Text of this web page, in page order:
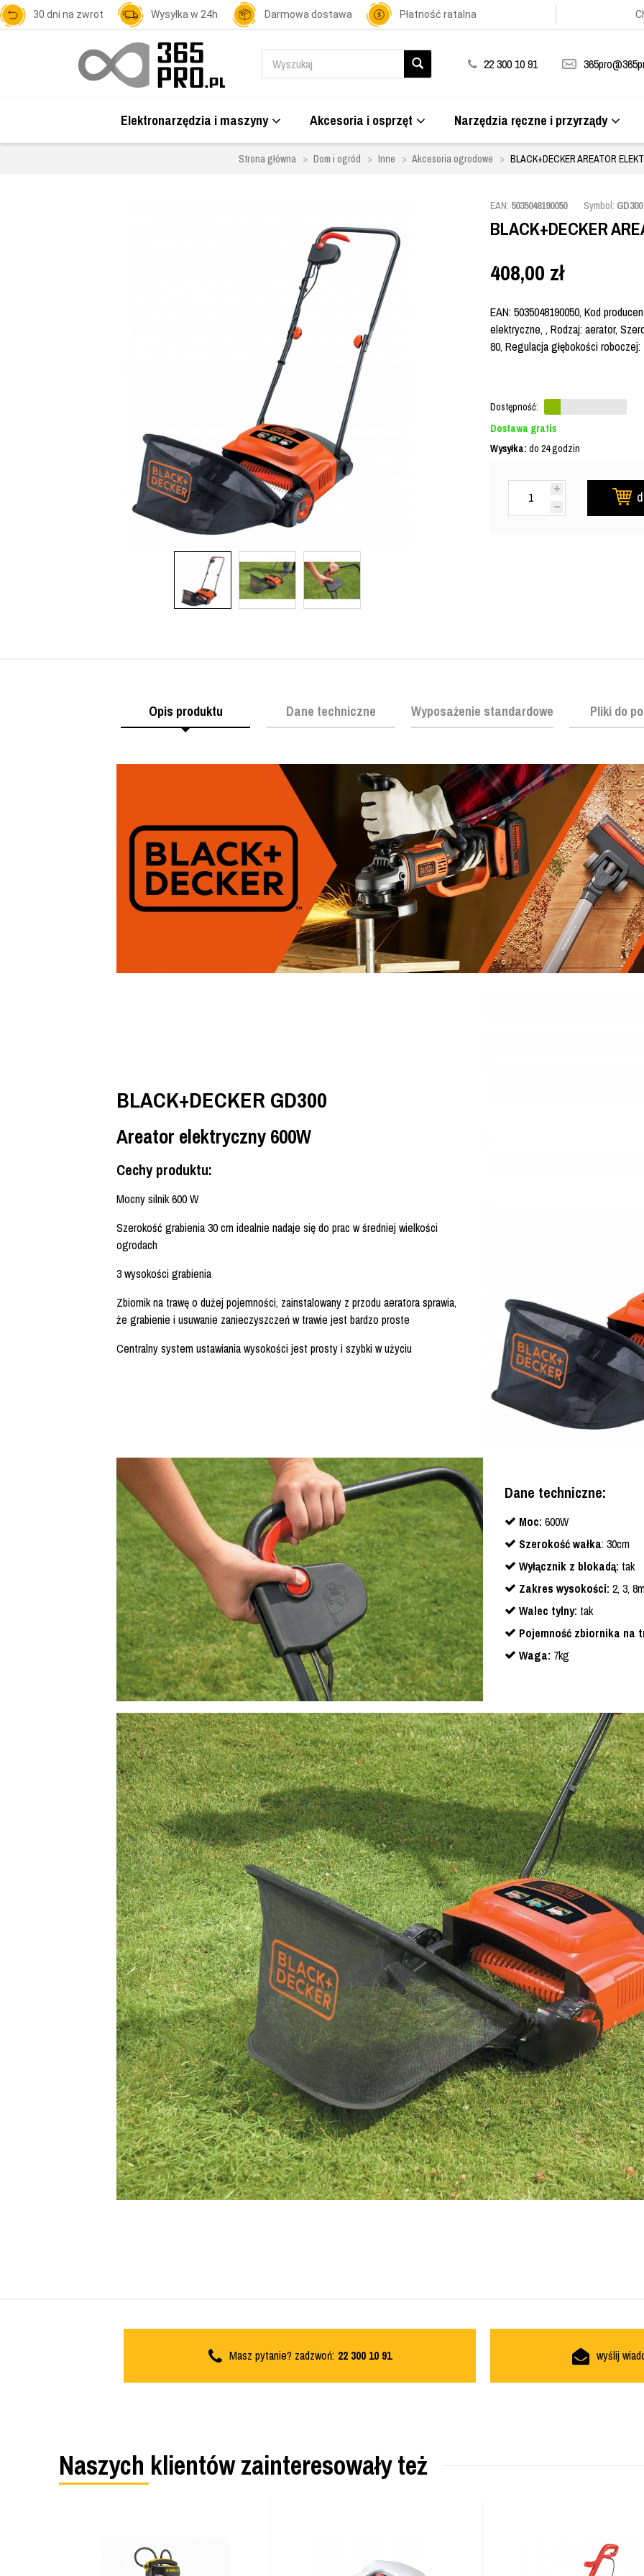
30 dni na zwrot Wysyłka w 24h Darmowa dostawa Płatność ratalna
22 300 10 91
Elektronarzędzia i maszyny Akcesoria i osprzęt Narzędzia ręczne i przyrządy
Strona główna Dom i ogród Inne Akcesoria ogrodowe BLACK+DECKER AREATOR
EAN: 5035048190050 Symbol: GD300
BLACK+DECKER
408,00 zł
EAN: 5035048190050, Kod
elektryczne, , Rodzaj: aerator,
80, Regulacja głębokości
Dostępność:
Dostawa gratis
Wysyłka: do 24 godzin
Opis produktu Dane techniczne Wyposażenie standardowe Pliki do
BLACK+DECKER GD300
Areator elektryczny 600W
Cechy produktu:
Mocny silnik 600 W
Szerokość grabienia 30 cm idealnie nadaje się do prac w średniej wielkości
ogrodach
3 wysokości grabienia
Zbiornik na trawę o dużej pojemności, zainstalowany z przodu aeratora sprawia,
że grabienie i usuwanie zanieczyszczeń w trawie jest bardzo proste
Centralny system ustawiania wysokości jest prosty i szybki w użyciu
Dane techniczne:
Moc: 600W
Szerokość wałka: 30cm
Wyłącznik z blokadą: tak
Zakres wysokości: 2, 3,
Walec tylny: tak
Pojemność zbiornika na
Waga: 7kg
Masz pytanie? zadzwoń: 22 300 10 91 wyślij
Naszych klientów zainteresowały też